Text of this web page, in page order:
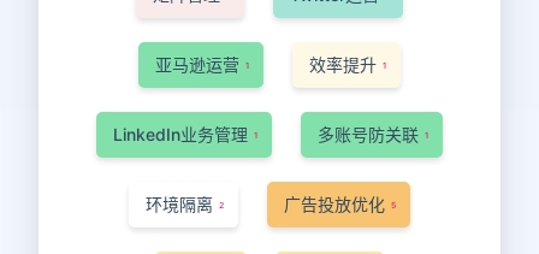
亚马逊运营 1 效率提升 1
LinkedIn业务管理 1 多账号防关联 1
环境隔离 2 广告投放优化 5